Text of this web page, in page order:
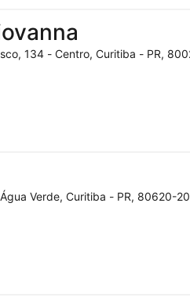
134 - Centro, Curitiba - PR,
Verde, Curitiba - PR, 80620-